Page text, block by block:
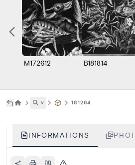
M172612 B181814
˅ 161264
INFORMATIONS